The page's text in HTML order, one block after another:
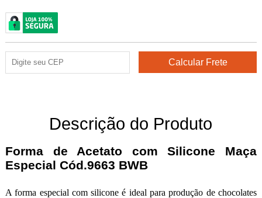
Descrição do Produto
Forma de Acetato com Silicone Maça
Especial Cód.9663 BWB
A forma especial com silicone é ideal para produção de chocolates